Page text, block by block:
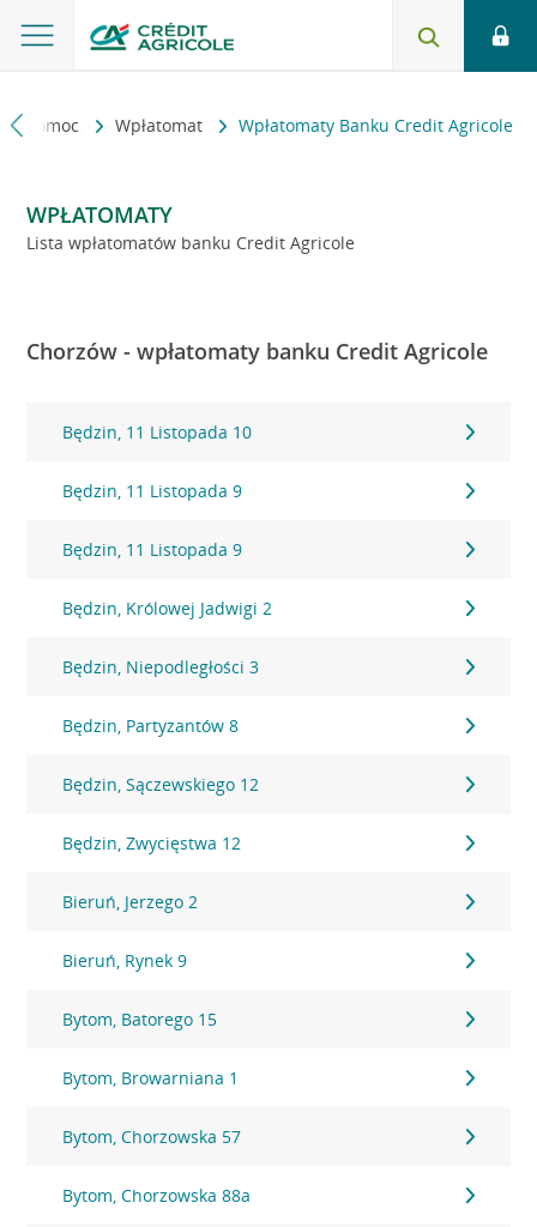
i pomoc Wpłatomat Wpłatomaty Banku Credit Agricole
WPŁATOMATY
Lista wpłatomatów banku Credit Agricole
Chorzów - wpłatomaty banku Credit Agricole
Będzin, 11 Listopada 10
Będzin, 11 Listopada 9
Będzin, 11 Listopada 9
Będzin, Królowej Jadwigi 2
Będzin, Niepodległości 3
Będzin, Partyzantów 8
Będzin, Sączewskiego 12
Będzin, Zwycięstwa 12
Bieruń, Jerzego 2
Bieruń, Rynek 9
Bytom, Batorego 15
Bytom, Browarniana 1
Bytom, Chorzowska 57
Bytom, Chorzowska 88a